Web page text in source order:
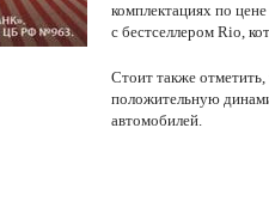
комплектациях по
с бестселлером Rio,
Стоит также
положительную
автомобилей.